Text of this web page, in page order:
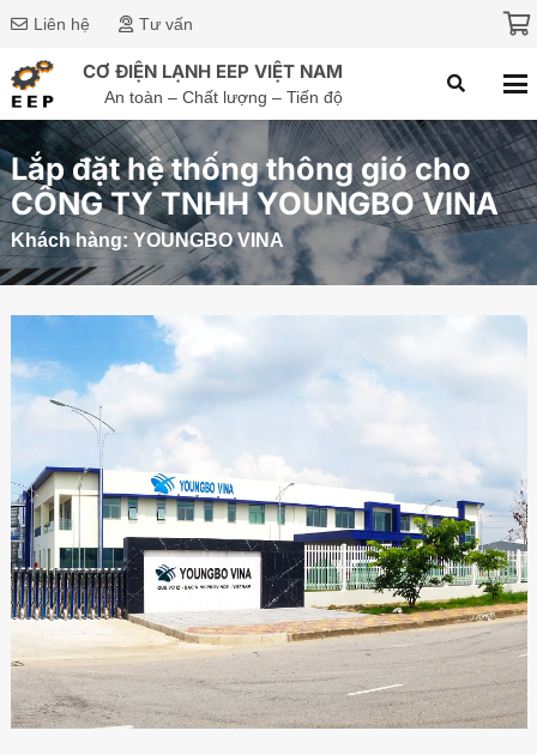
Liên hệ Tư vấn
CƠ ĐIỆN LẠNH EEP VIỆT NAM
An toàn – Chất lượng – Tiến độ
Lắp đặt hệ thống thông gió cho
CÔNG TY TNHH YOUNGBO VINA
Khách hàng: YOUNGBO VINA